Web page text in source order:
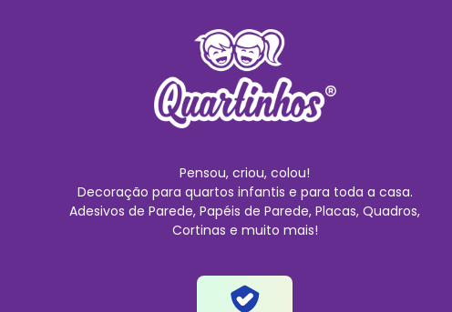
Pensou, criou, colou!
Decoração para quartos infantis e para toda a casa.
Adesivos de Parede, Papéis de Parede, Placas, Quadros,
Cortinas e muito mais!